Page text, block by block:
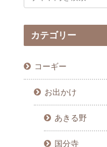
カテゴリー
コーギー
お出かけ
あきる野
国分寺